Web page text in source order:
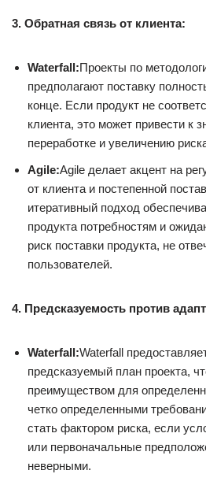
3. Обратная связь от клиента:
Waterfall:Проекты по
предполагают поставку
конце. Если продукт не
клиента, это может привести к
переработке и увеличению
Agile:Agile делает акцент на
от клиента и постепенной
итеративный подход
продукта потребностям и
риск поставки продукта, не
пользователей.
4. Предсказуемость против
Waterfall:Waterfall
предсказуемый план проекта,
преимуществом для
четко определенными
стать фактором риска, если
или первоначальные
неверными.